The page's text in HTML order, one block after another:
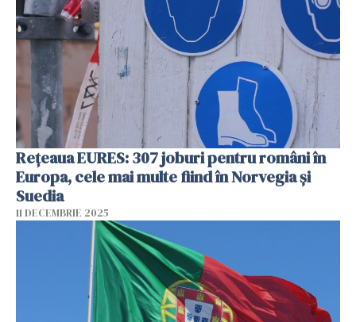
Rețeaua EURES: 307 joburi pentru români în
Europa, cele mai multe fiind în Norvegia și
Suedia
11 DECEMBRIE 2025